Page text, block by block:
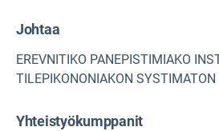
Johtaa
EREVNITIKO PANEPISTIMIAKO
TILEPIKONONIAKON SYSTIMATON
Yhteistyökumppanit